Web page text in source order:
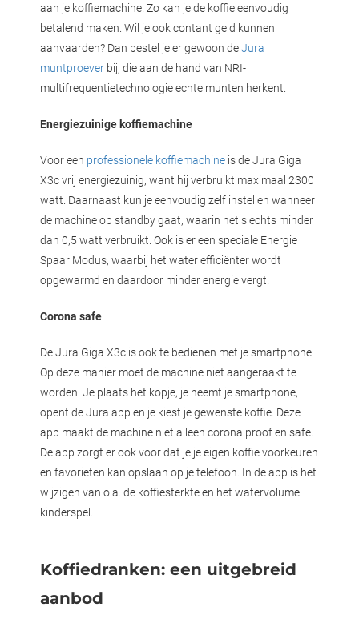
aan je koffiemachine. Zo kan je de koffie eenvoudig
betalend maken. Wil je ook contant geld kunnen
aanvaarden? Dan bestel je er gewoon deJura
muntproever bij, die aan de hand van NRI-
multifrequentietechnologie echte munten herkent.
Energiezuinige koffiemachine
Voor een professionele koffiemachine is de Jura Giga
X3c vrij energiezuinig, want hij verbruikt maximaal 2300
watt. Daarnaast kun je eenvoudig zelf instellen wanneer
de machine op standby gaat, waarin het slechts minder
dan 0,5 watt verbruikt. Ook is er een speciale Energie
Spaar Modus, waarbij het water efficiënter wordt
opgewarmd en daardoor minder energie vergt.
Corona safe
De Jura Giga X3c is ook te bedienen met je smartphone.
Op deze manier moet de machine niet aangeraakt te
worden. Je plaats het kopje, je neemt je smartphone,
opent de Jura app en je kiest je gewenste koffie. Deze
app maakt de machine niet alleen corona proof en safe.
De app zorgt er ook voor dat je je eigen koffie voorkeuren
en favorieten kan opslaan op je telefoon. In de app is het
wijzigen van o.a. de koffiesterkte en het watervolume
kinderspel.
Koffiedranken: een uitgebreid
aanbod